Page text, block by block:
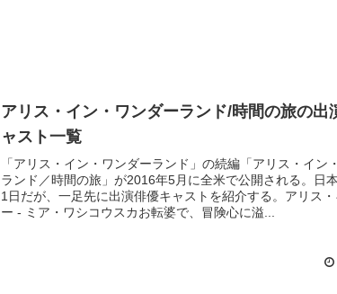
アリス・イン・ワンダーランド/時間の旅の出
ャスト一覧
「アリス・イン・ワンダーランド」の続編「アリス・イン
ランド／時間の旅」が2016年5月に全米で公開される。日
1日だが、一足先に出演俳優キャストを紹介する。アリス
ー - ミア・ワシコウスカお転婆で、冒険心に溢...